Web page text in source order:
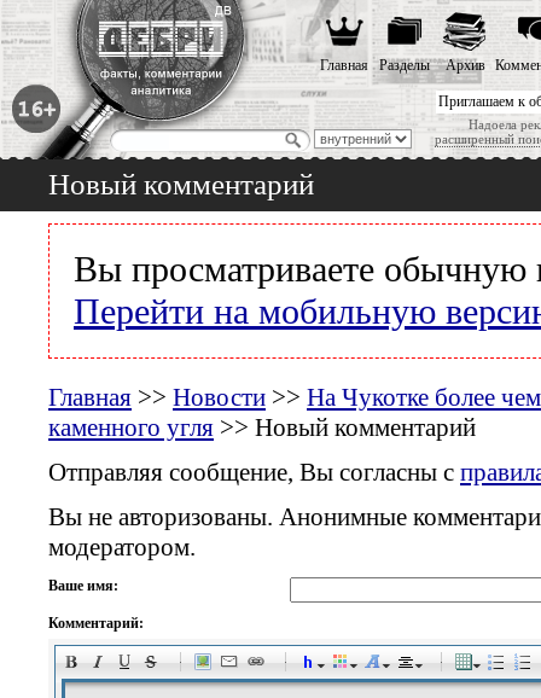
Приглашаем к
Надоела
расширенный
Главная Разделы Архив
Новый комментарий
Вы просматриваете обычную
Перейти на мобильную
Главная >> Новости >> На Чукотке более
каменного угля >> Новый комментарий
Отправляя сообщение, Вы согласны с
Вы не авторизованы. Анонимные
модератором.
Ваше имя:
Комментарий:
-
-
-
-
-
-